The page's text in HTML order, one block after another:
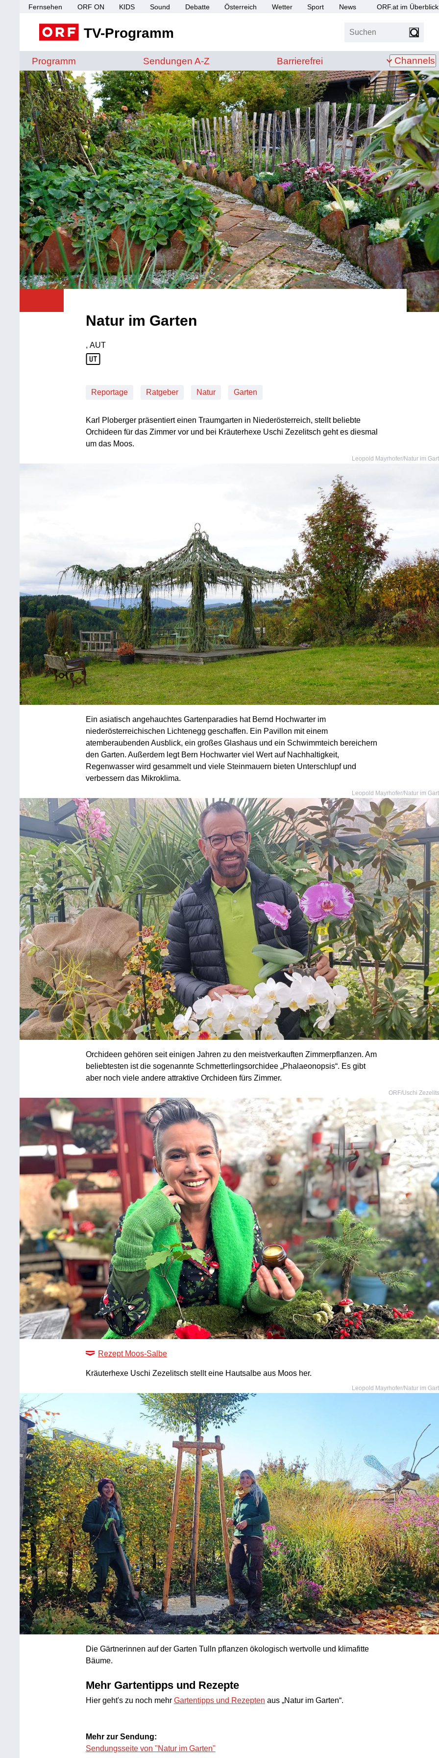
Fernsehen ORF ON KIDS Sound Debatte Österreich Wetter Sport News ORF.at im Überblick
TV-Programm Suchen
Programm Sendungen von A bis Z
Sendungen A-Z Barrierefrei
Barrierefrei Channels
Natur im Garten
Produktionsland: AUT
, AUT
Reportage Ratgeber Natur Garten
Karl Ploberger präsentiert einen Traumgarten in Niederösterreich, stellt beliebte
Orchideen für das Zimmer vor und bei Kräuterhexe Uschi Zezelitsch geht es diesmal
um das Moos.
Leopold Mayrhofer/Natur im
Ein asiatisch angehauchtes Gartenparadies hat Bernd Hochwarter im
niederösterreichischen Lichtenegg geschaffen. Ein Pavillon mit einem
atemberaubenden Ausblick, ein großes Glashaus und ein Schwimmteich bereichern
den Garten. Außerdem legt Bern Hochwarter viel Wert auf Nachhaltigkeit,
Regenwasser wird gesammelt und viele Steinmauern bieten Unterschlupf und
verbessern das Mikroklima.
Leopold Mayrhofer/Natur im
Orchideen gehören seit einigen Jahren zu den meistverkauften Zimmerpflanzen. Am
beliebtesten ist die sogenannte Schmetterlingsorchidee „Phalaeonopsis“. Es gibt
aber noch viele andere attraktive Orchideen fürs Zimmer.
ORF/Uschi
Rezept Moos-Salbe
Kräuterhexe Uschi Zezelitsch stellt eine Hautsalbe aus Moos her.
Leopold Mayrhofer/Natur im
Die Gärtnerinnen auf der Garten Tulln pflanzen ökologisch wertvolle und klimafitte
Bäume.
Mehr Gartentipps und Rezepte
Hier geht's zu noch mehr Gartentipps und Rezepten aus „Natur im Garten“.
Mehr zur Sendung:
Sendungsseite von "Natur im Garten"